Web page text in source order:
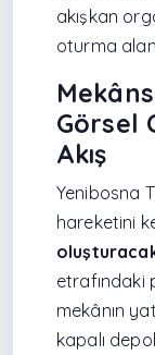
akışkan
oturma
Görsel
Akış
Yenibosna
hareketini
etrafındaki
mekânın
kapalı